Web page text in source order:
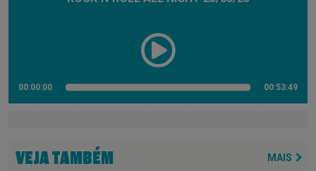
00:00:00 00:53:49
VEJA TAMBÉM MAIS